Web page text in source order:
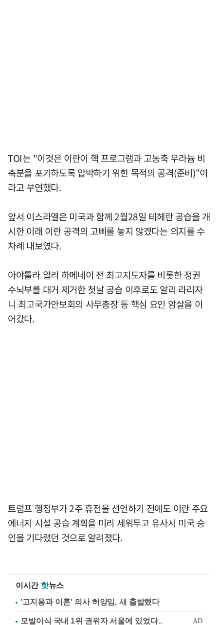
TOI는 "이것은 이란이 핵 프로그램과 고농축 우라늄 비
축분을 포기하도록 압박하기 위한 목적의 공격(준비)"이
라고 부연했다.
앞서 이스라엘은 미국과 함께 2월28일 테헤란 공습을 개
시한 이래 이란 공격의 고삐를 놓지 않겠다는 의지를 수
차례 내보였다.
아야톨라 알리 하메네이 전 최고지도자를 비롯한 정권
수뇌부를 대거 제거한 첫날 공습 이후로도 알리 라리자
니 최고국가안보회의 사무총장 등 핵심 요인 암살을 이
어갔다.
트럼프 행정부가 2주 휴전을 선언하기 전에도 이란 주요
에너지 시설 공습 계획을 미리 세워두고 유사시 미국 승
인을 기다렸던 것으로 알려졌다.
이시간 핫뉴스
'고지용과 이혼' 의사 허양임, 새 출발했다